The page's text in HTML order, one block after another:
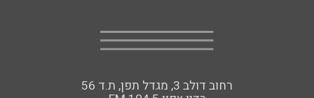
רחוב דולב 3, מגדל תפן, ת.ד 56